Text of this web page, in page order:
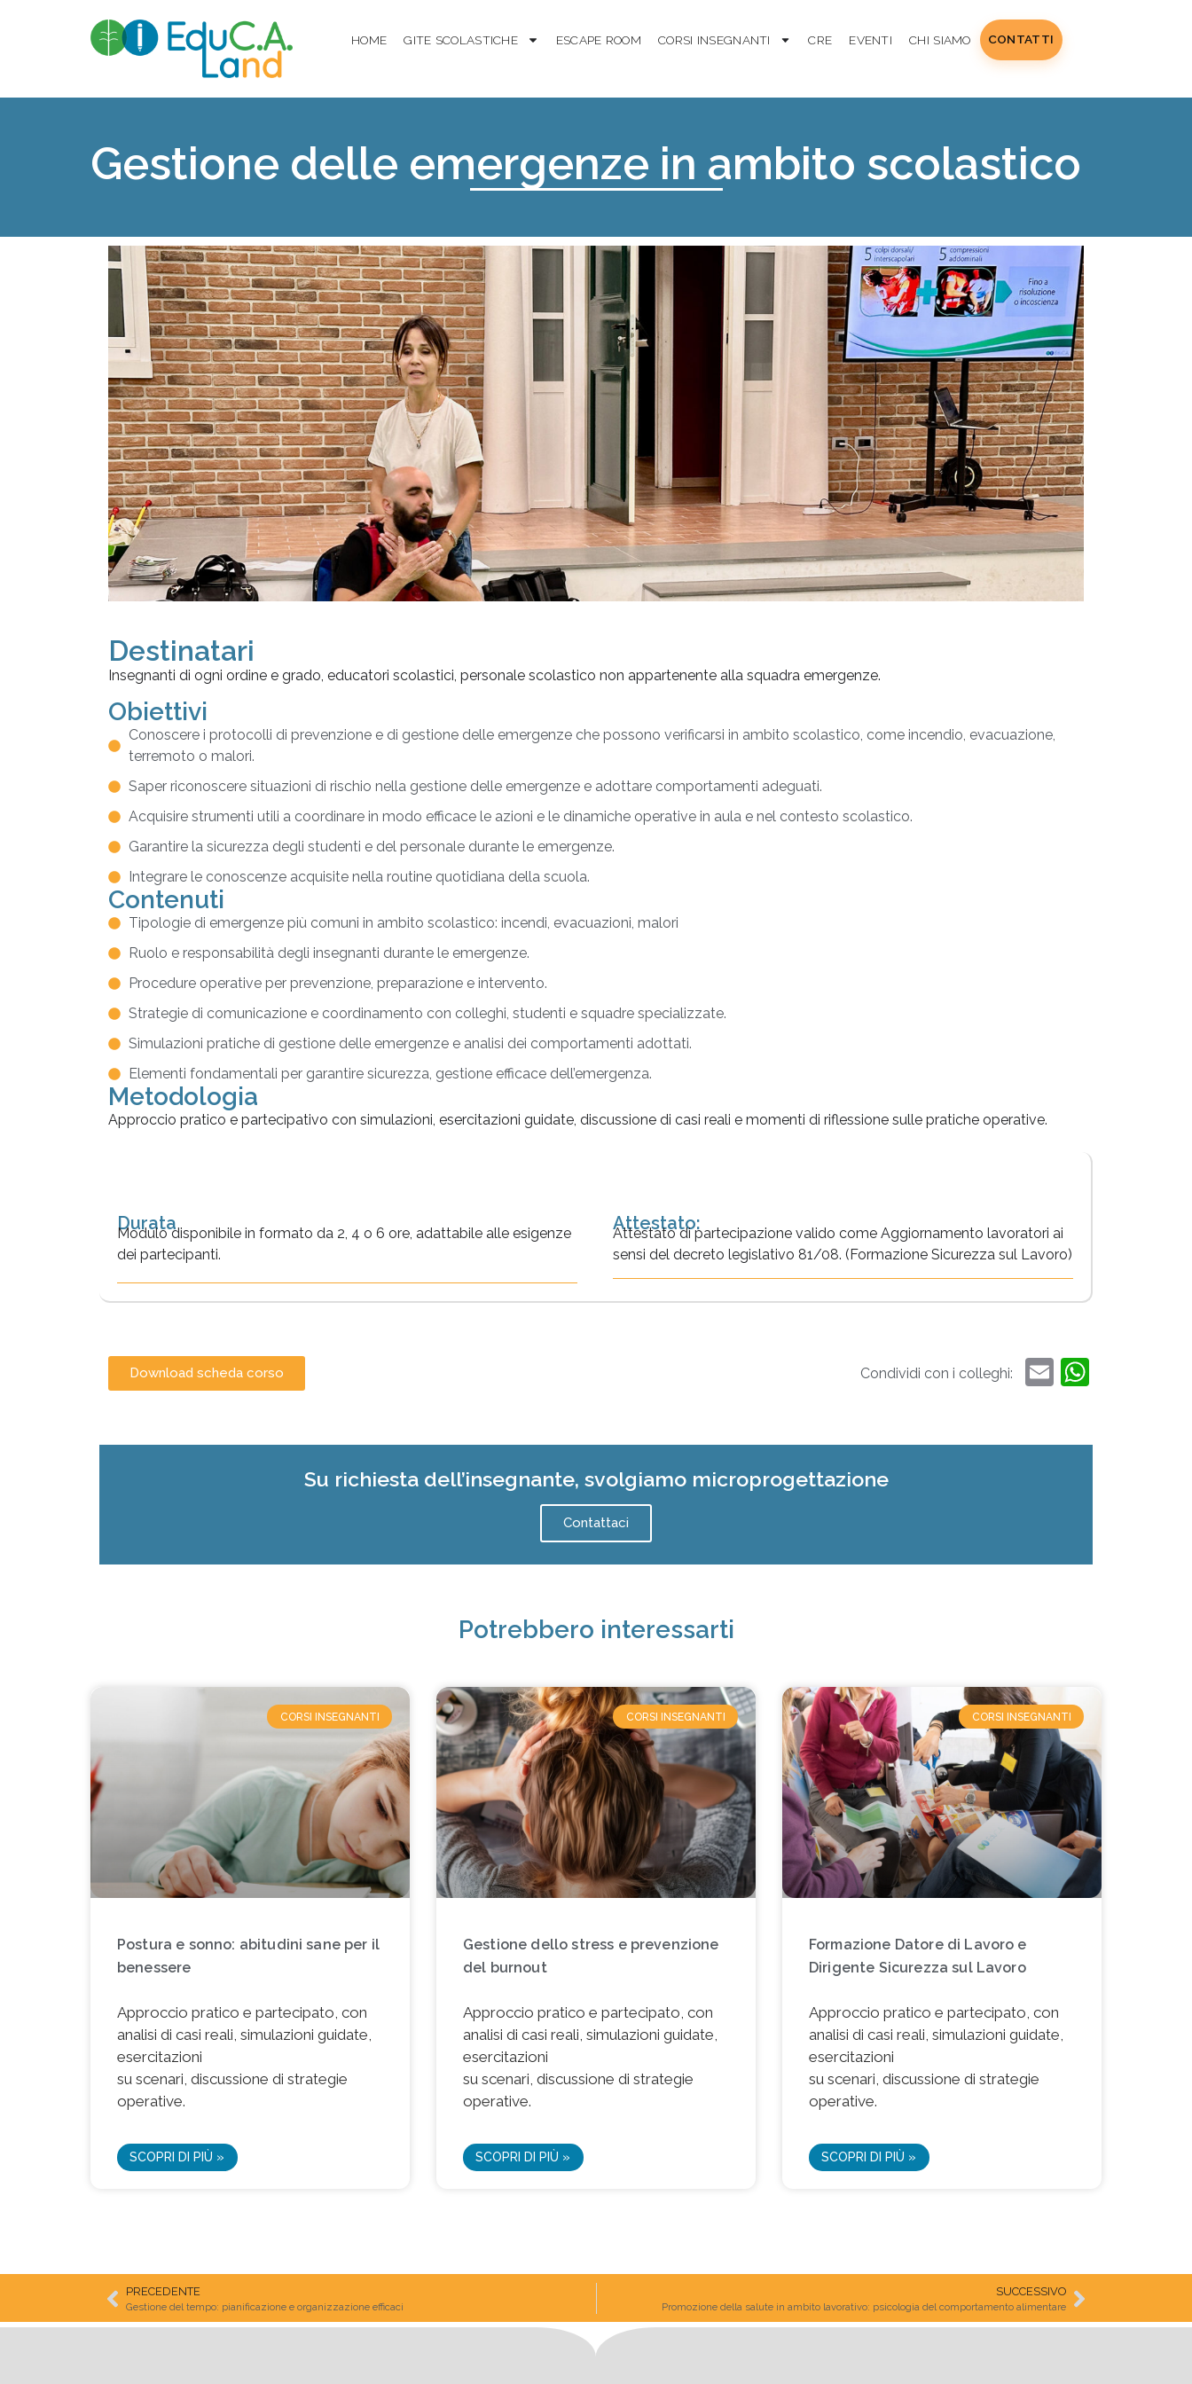
HOME GITE SCOLASTICHE ESCAPE ROOM CORSI INSEGNANTI CRE EVENTI CHI SIAMO CONTATTI
Gestione delle emergenze in ambito scolastico
Destinatari
Insegnanti di ogni ordine e grado, educatori scolastici, personale scolastico non appartenente alla squadra emergenze.
Obiettivi
Conoscere i protocolli di prevenzione e di gestione delle emergenze che possono verificarsi in ambito scolastico, come incendio, evacuazione,
terremoto o malori.
Saper riconoscere situazioni di rischio nella gestione delle emergenze e adottare comportamenti adeguati.
Acquisire strumenti utili a coordinare in modo efficace le azioni e le dinamiche operative in aula e nel contesto scolastico.
Garantire la sicurezza degli studenti e del personale durante le emergenze.
Integrare le conoscenze acquisite nella routine quotidiana della scuola.
Contenuti
Tipologie di emergenze più comuni in ambito scolastico: incendi, evacuazioni, malori
Ruolo e responsabilità degli insegnanti durante le emergenze.
Procedure operative per prevenzione, preparazione e intervento.
Strategie di comunicazione e coordinamento con colleghi, studenti e squadre specializzate.
Simulazioni pratiche di gestione delle emergenze e analisi dei comportamenti adottati.
Elementi fondamentali per garantire sicurezza, gestione efficace dell’emergenza.
Metodologia
Approccio pratico e partecipativo con simulazioni, esercitazioni guidate, discussione di casi reali e momenti di riflessione sulle pratiche operative.
Durata
Modulo disponibile in formato da 2, 4 o 6 ore, adattabile alle esigenze
dei partecipanti.
Attestato:
Attestato di partecipazione valido come Aggiornamento lavoratori ai
sensi del decreto legislativo 81/08. (Formazione Sicurezza sul Lavoro)
Download scheda corso Condividi con i colleghi: Email
Su richiesta dell’insegnante, svolgiamo microprogettazione
Contattaci
Potrebbero interessarti
CORSI INSEGNANTI
Postura e sonno: abitudini sane per il
benessere
Approccio pratico e partecipato, con
analisi di casi reali, simulazioni guidate,
esercitazioni
su scenari, discussione di strategie
operative.
SCOPRI DI PIÙ »
CORSI INSEGNANTI
Gestione dello stress e prevenzione
del burnout
Approccio pratico e partecipato, con
analisi di casi reali, simulazioni guidate,
esercitazioni
su scenari, discussione di strategie
operative.
SCOPRI DI PIÙ »
CORSI INSEGNANTI
Formazione Datore di Lavoro e
Dirigente Sicurezza sul Lavoro
Approccio pratico e partecipato, con
analisi di casi reali, simulazioni guidate,
esercitazioni
su scenari, discussione di strategie
operative.
SCOPRI DI PIÙ »
PRECEDENTE
Gestione del tempo: pianificazione e organizzazione efficaci
SUCCESSIVO
Promozione della salute in ambito lavorativo: psicologia del comportamento alimentare